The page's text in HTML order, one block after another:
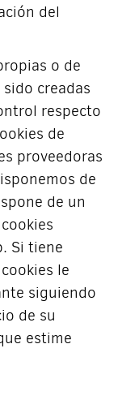
del
o de
creadas
respecto
de
proveedoras
de
de un
Si tiene
le
siguiendo
de su
estime